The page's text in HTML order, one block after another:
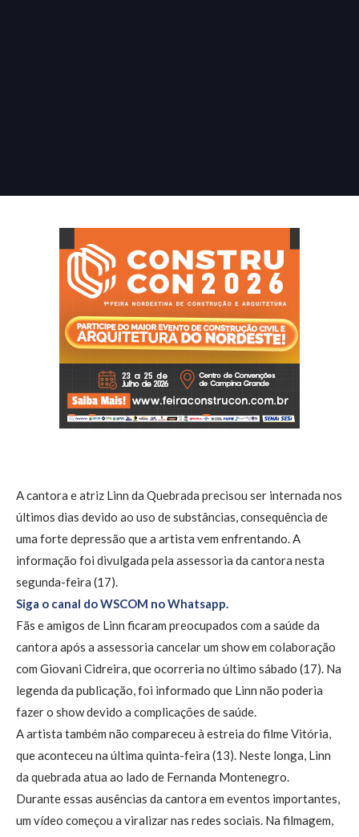
A cantora e atriz Linn da Quebrada precisou ser internada nos
últimos dias devido ao uso de substâncias, consequência de
uma forte depressão que a artista vem enfrentando. A
informação foi divulgada pela assessoria da cantora nesta
segunda-feira (17).
Siga o canal do WSCOM no Whatsapp.
Fãs e amigos de Linn ficaram preocupados com a saúde da
cantora após a assessoria cancelar um show em colaboração
com Giovani Cidreira, que ocorreria no último sábado (17). Na
legenda da publicação, foi informado que Linn não poderia
fazer o show devido a complicações de saúde.
A artista também não compareceu à estreia do filme Vitória,
que aconteceu na última quinta-feira (13). Neste longa, Linn
da quebrada atua ao lado de Fernanda Montenegro.
Durante essas ausências da cantora em eventos importantes,
um vídeo começou a viralizar nas redes sociais. Na filmagem,